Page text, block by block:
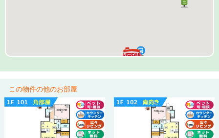
この物件の他のお部屋